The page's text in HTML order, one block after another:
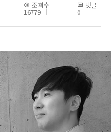
조회수
16779
댓글
0